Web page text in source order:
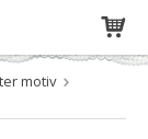
motiv